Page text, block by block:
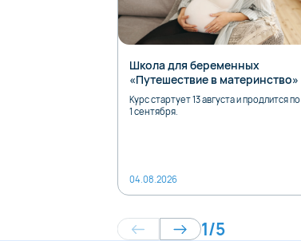
Школа для беременных
«Путешествие в материнство»
Курс стартует 13 августа и продлится по
1 сентября.
04.08.2026
1/5